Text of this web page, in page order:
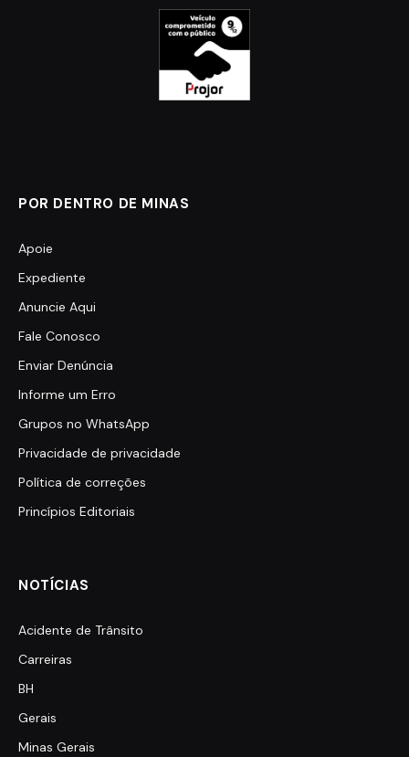
POR DENTRO DE MINAS
Apoie
Expediente
Anuncie Aqui
Fale Conosco
Enviar Denúncia
Informe um Erro
Grupos no WhatsApp
Privacidade de privacidade
Política de correções
Princípios Editoriais
NOTÍCIAS
Acidente de Trânsito
Carreiras
BH
Gerais
Minas Gerais